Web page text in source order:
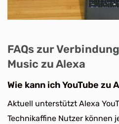
FAQs zur
Music zu Alexa
Wie kann ich YouTube zu
Aktuell unterstützt Alexa
Technikaffine Nutzer können